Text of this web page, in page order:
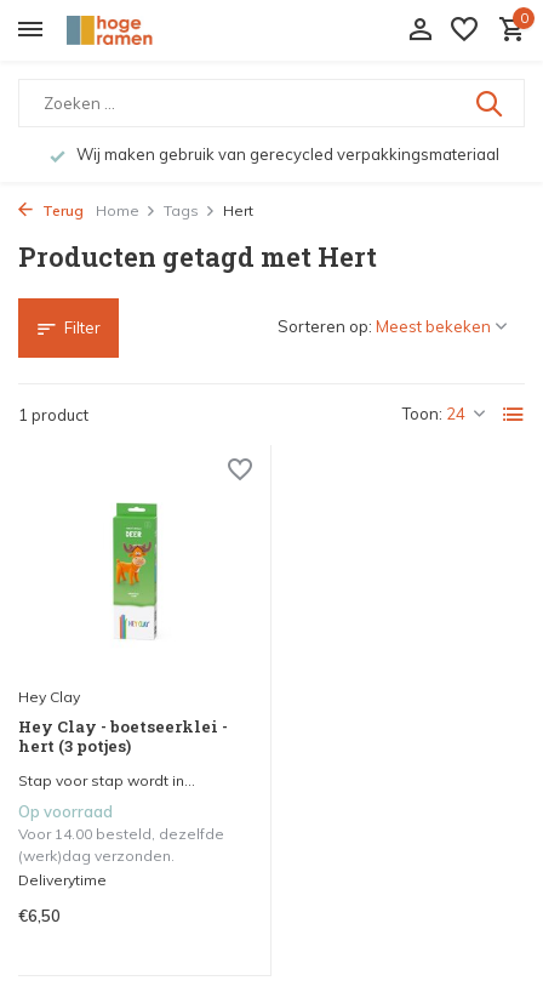
0
Wij maken gebruik van gerecycled verpakkingsmateriaal
Terug Home Tags Hert
Producten getagd met Hert
Filter
1 product Toon:
Sorteren op:
Hey Clay
Hey Clay - boetseerklei -
hert (3 potjes)
Stap voor stap wordt in...
Op voorraad
Voor 14.00 besteld, dezelfde
(werk)dag verzonden.
Deliverytime
€6,50